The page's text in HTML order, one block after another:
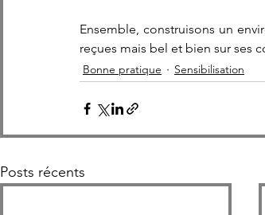
Ensemble, construisons un
reçues mais bel et bien sur ses
Bonne pratique Sensibilisation
Posts récents